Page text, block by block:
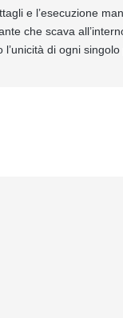
e l’esecuzione
che scava
di ogni singolo